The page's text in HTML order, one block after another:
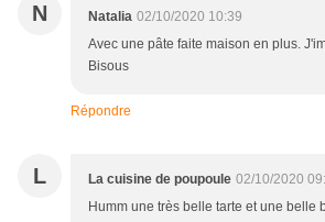
N Natalia 02/10/2020 10:39
Avec une pâte faite maison en plus.
Bisous
Répondre
L La cuisine de poupoule 02/10/2020
Humm une très belle tarte et une belle